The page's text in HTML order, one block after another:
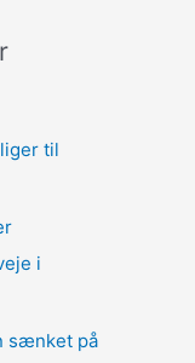
til
i
sænket på